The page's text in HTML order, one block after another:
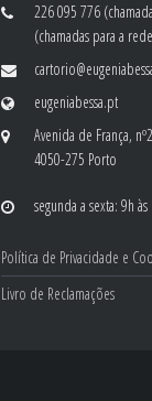
226 095 776
(chamadas para a
eugeniabessa.pt
Avenida de França,
4050-275 Porto
segunda a sexta: 9h
Política de Privacidade e
Livro de Reclamações